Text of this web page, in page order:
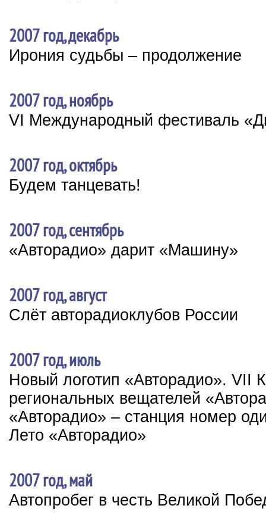
2007 год, декабрь
Ирония судьбы – продолжение
2007 год, ноябрь
VI Международный фестиваль
2007 год, октябрь
Будем танцевать!
2007 год, сентябрь
«Авторадио» дарит «Машину»
2007 год, август
Слёт авторадиоклубов России
2007 год, июль
Новый логотип «Авторадио». VII
региональных вещателей
«Авторадио» – станция номер
Лето «Авторадио»
2007 год, май
Автопробег в честь Великой